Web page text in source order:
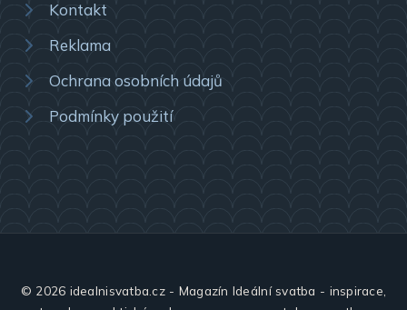
Kontakt
Reklama
Ochrana osobních údajů
Podmínky použití
© 2026 idealnisvatba.cz - Magazín Ideální svatba - inspirace,